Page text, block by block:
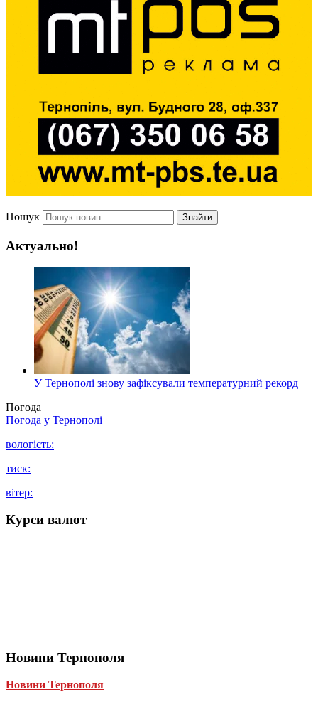
Пошук Знайти
Актуально!
У Тернополі знову зафіксували температурний рекорд
Погода
Погода у Тернополі
вологість:
тиск:
вітер:
Курси валют
Новини Тернополя
Новини Тернополя